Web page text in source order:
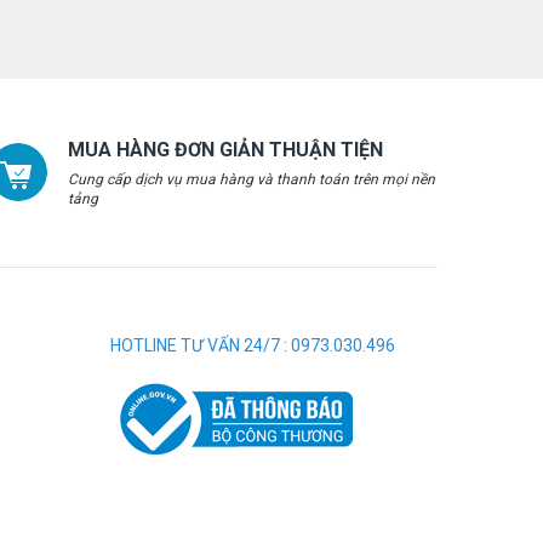
MUA HÀNG ĐƠN GIẢN THUẬN TIỆN
Cung cấp dịch vụ mua hàng và thanh toán trên mọi nền
tảng
HOTLINE TƯ VẤN 24/7 : 0973.030.496